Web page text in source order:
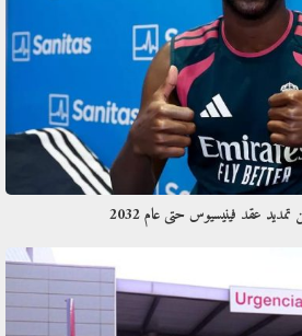
عقد فينيسيوس حتى عام 2032